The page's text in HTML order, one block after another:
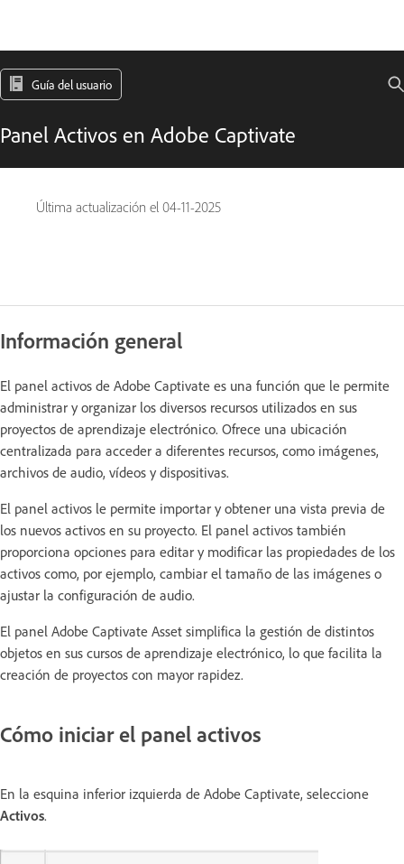
Guía del usuario
Panel Activos en Adobe Captivate
Última actualización el 04-11-2025
Información general
El panel activos de Adobe Captivate es una función que le permite
administrar y organizar los diversos recursos utilizados en sus
proyectos de aprendizaje electrónico. Ofrece una ubicación
centralizada para acceder a diferentes recursos, como imágenes,
archivos de audio, vídeos y dispositivas.
El panel activos le permite importar y obtener una vista previa de
los nuevos activos en su proyecto. El panel activos también
proporciona opciones para editar y modificar las propiedades de los
activos como, por ejemplo, cambiar el tamaño de las imágenes o
ajustar la configuración de audio.
El panel Adobe Captivate Asset simplifica la gestión de distintos
objetos en sus cursos de aprendizaje electrónico, lo que facilita la
creación de proyectos con mayor rapidez.
Cómo iniciar el panel activos
En la esquina inferior izquierda de Adobe Captivate, seleccione
Activos.